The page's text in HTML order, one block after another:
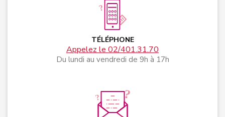
TÉLÉPHONE
Appelez le 02/401.31.70
Du lundi au vendredi de 9h à 17h